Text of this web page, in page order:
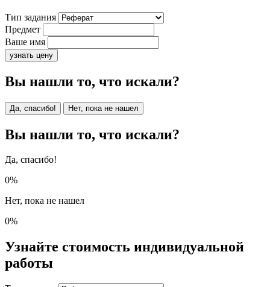
Тип задания
Предмет
Ваше имя
узнать цену
Вы нашли то, что искали?
Да, спасибо! Нет, пока не нашел
Вы нашли то, что искали?
Да, спасибо!
0%
Нет, пока не нашел
0%
Узнайте стоимость индивидуальной
работы